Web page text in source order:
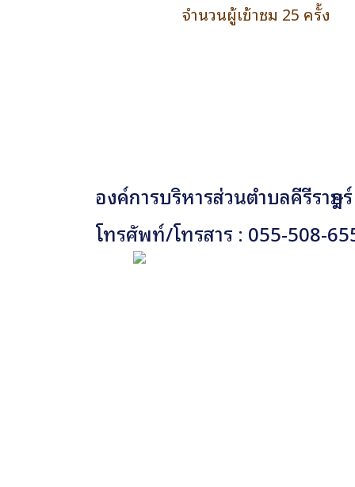
จำนวนผู้เข้าชม 25 ครั้ง
องค์การบริหารส่วนตำบลคีรีราษ
โทรศัพท์/โทรสาร : 055-508-